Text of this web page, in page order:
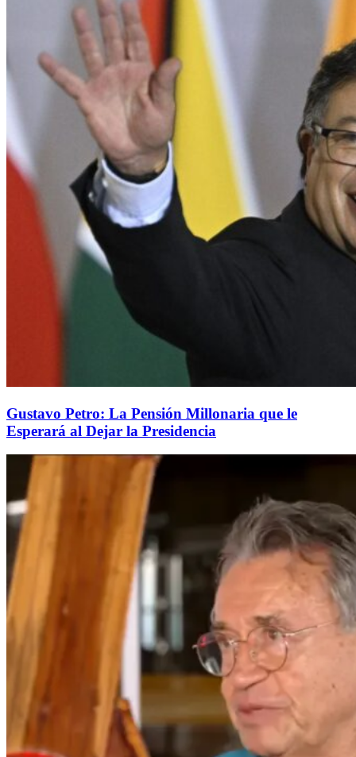
Gustavo Petro: La Pensión Millonaria que le
Esperará al Dejar la Presidencia